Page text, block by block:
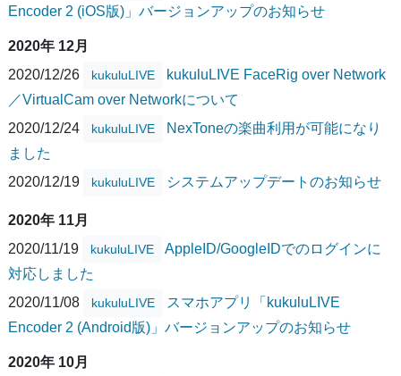
Encoder 2 (iOS版)」バージョンアップのお知らせ
2020年 12月
2020/12/26
kukuluLIVE
kukuluLIVE FaceRig over Network
／VirtualCam over Networkについて
2020/12/24
kukuluLIVE
NexToneの楽曲利用が可能になり
ました
2020/12/19
kukuluLIVE システムアップデートのお知らせ
2020年 11月
2020/11/19
kukuluLIVE
AppleID/GoogleIDでのログインに
対応しました
2020/11/08
kukuluLIVE
スマホアプリ「kukuluLIVE
Encoder 2 (Android版)」バージョンアップのお知らせ
2020年 10月